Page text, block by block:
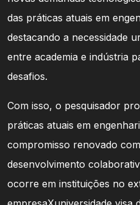
das práticas atuais em
destacando a necessidade
entre academia e indústria
desafios.
Com isso, o pesquisador
práticas atuais em
compromisso renovado
desenvolvimento
ocorre em instituições no